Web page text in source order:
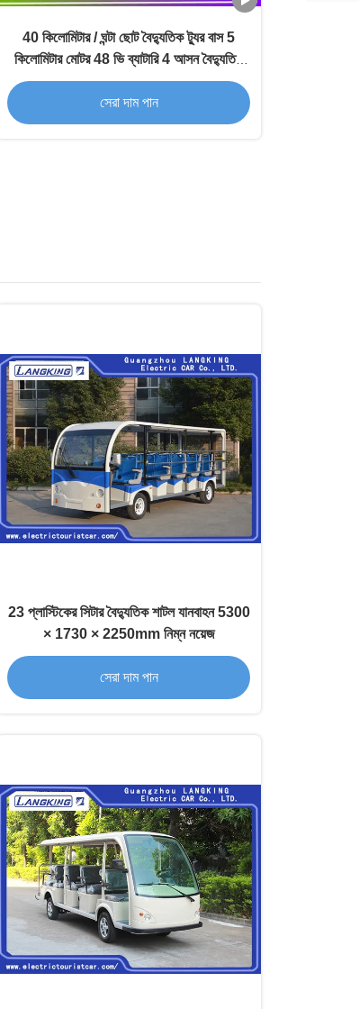
40 কিলোমিটার / ঘন্টা ছোট বৈদ্যুতিক ট্যুর বাস 5
কিলোমিটার মোটর 48 ভি ব্যাটারি 4 আসন বৈদ্যুতিক
গল্ফ যানবাহন
সেরা দাম পান
23 প্লাস্টিকের সিটার বৈদ্যুতিক শাটল যানবাহন 5300
× 1730 × 2250mm নিম্ন নয়েজ
সেরা দাম পান